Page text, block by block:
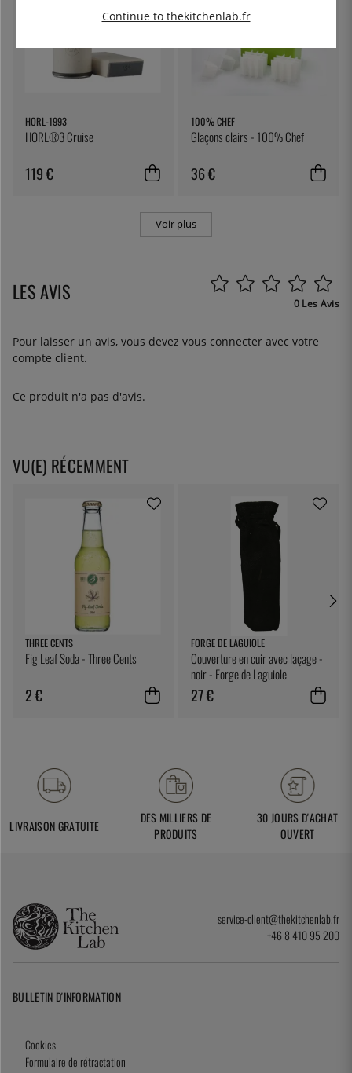
HORL-1993
HORL®3 Cruise
119 €
100% CHEF
Glaçons clairs - 100% Chef
36 €
Voir plus
LES AVIS 0 Les Avis
Pour laisser un avis, vous devez vous connecter avec votre
compte client.
Ce produit n'a pas d'avis.
VU(E) RÉCEMMENT
THREE CENTS
Fig Leaf Soda - Three Cents
2 €
FORGE DE LAGUIOLE
Couverture en cuir avec laçage -
noir - Forge de Laguiole
27 €
LIVRAISON GRATUITE
DES MILLIERS DE
PRODUITS
30 JOURS D'ACHAT
OUVERT
service-client@thekitchenlab.fr
+46 8 410 95 200
BULLETIN D'INFORMATION
Cookies
Formulaire de rétractation
Continue to thekitchenlab.fr